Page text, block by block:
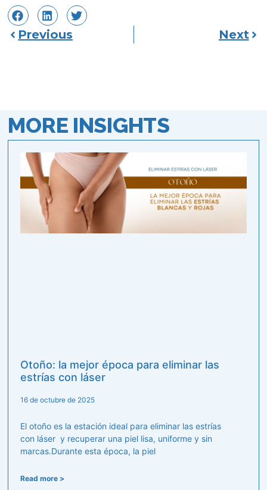
Previous Next
MORE INSIGHTS
Otoño: la mejor época para eliminar las
estrías con láser
16 de octubre de 2025
El otoño es la estación ideal para eliminar las estrías
con láser y recuperar una piel lisa, uniforme y sin
marcas.Durante esta época, la piel
Read more >